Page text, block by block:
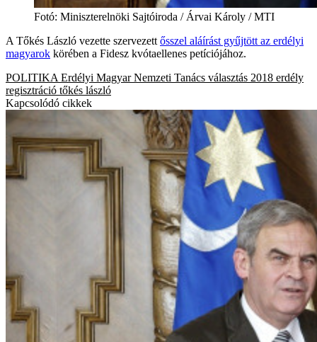
Fotó: Miniszterelnöki Sajtóiroda / Árvai Károly / MTI
A Tőkés László vezette szervezett ősszel aláírást gyűjtött az erdélyi
magyarok körében a Fidesz kvótaellenes petíciójához.
POLITIKA Erdélyi Magyar Nemzeti Tanács választás 2018 erdély
regisztráció tőkés lászló
Kapcsolódó cikkek